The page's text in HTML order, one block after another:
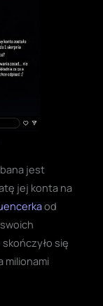
jest
jej konta na
od
się
milionami